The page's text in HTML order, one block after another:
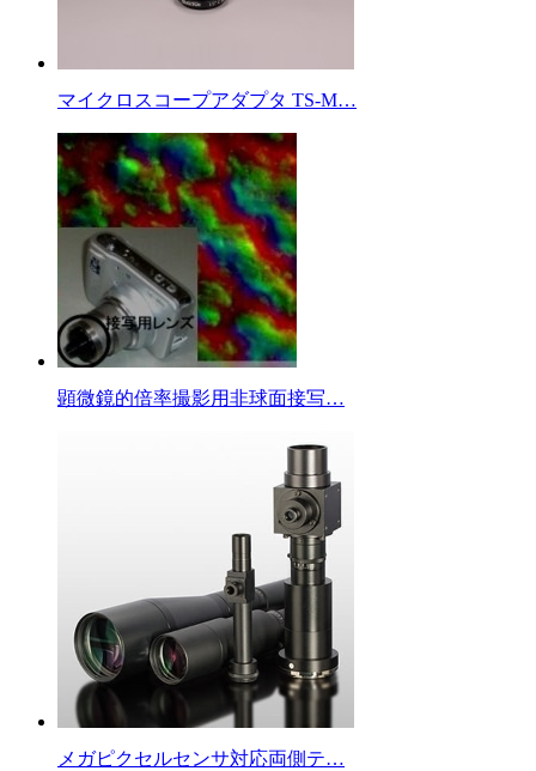
マイクロスコープアダプタ TS-M…
顕微鏡的倍率撮影用非球面接写…
メガピクセルセンサ対応両側テ…